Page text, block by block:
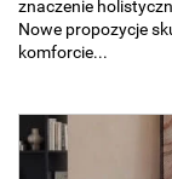
znaczenie
Nowe propozycje
komforcie...